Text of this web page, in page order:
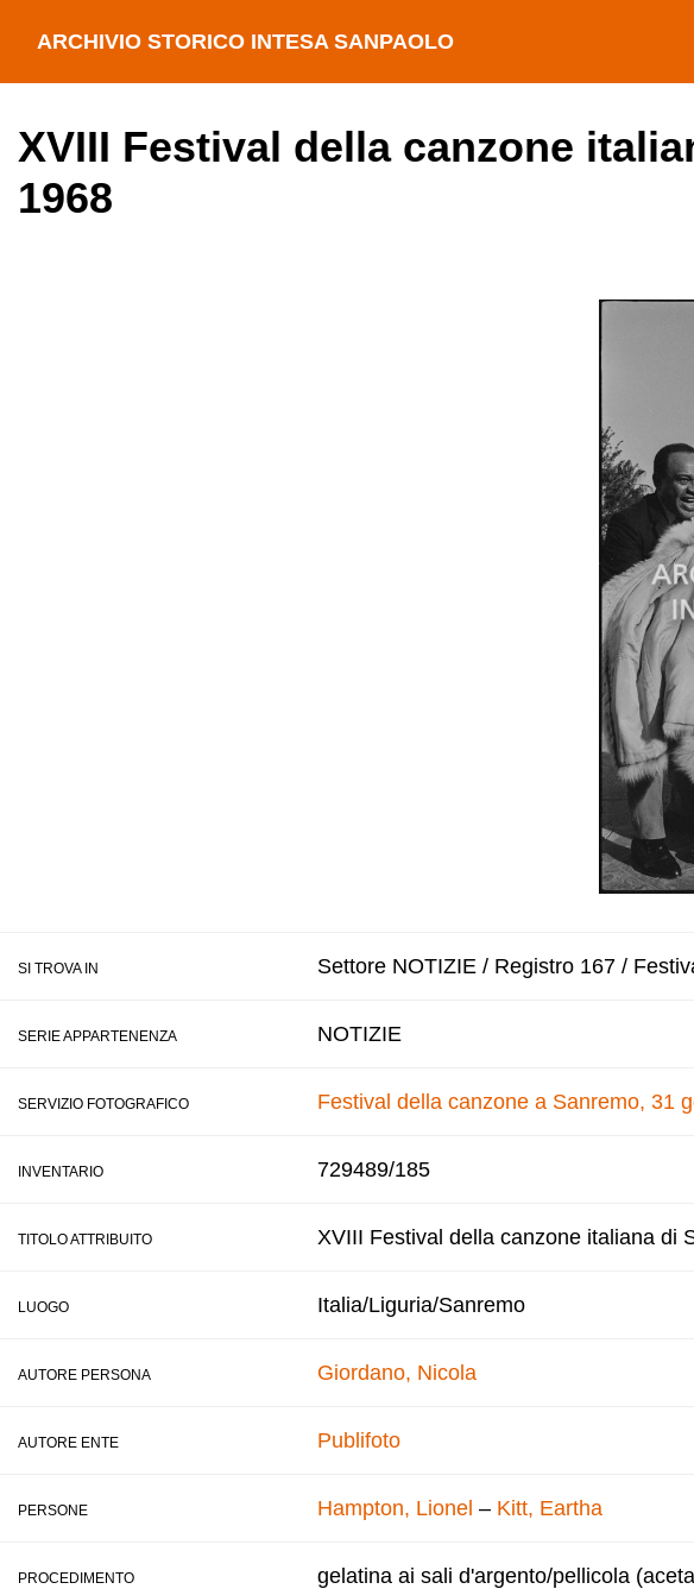
ARCHIVIO STORICO INTESA SANPAOLO
XVIII Festival della canzone
1968
SI TROVA IN Settore NOTIZIE / Registro 167 /
SERIE APPARTENENZA NOTIZIE
SERVIZIO FOTOGRAFICO Festival della canzone a Sanremo, 31
INVENTARIO 729489/185
TITOLO ATTRIBUITO XVIII Festival della canzone italiana di
LUOGO Italia/Liguria/Sanremo
AUTORE PERSONA Giordano, Nicola
AUTORE ENTE Publifoto
PERSONE Hampton, Lionel – Kitt, Eartha
PROCEDIMENTO gelatina ai sali d'argento/pellicola